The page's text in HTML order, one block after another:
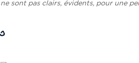
ne sont pas clairs, évidents, pour une